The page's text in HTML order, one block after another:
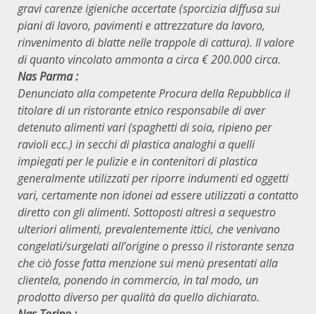
gravi carenze igieniche accertate (sporcizia diffusa sui
piani di lavoro, pavimenti e attrezzature da lavoro,
rinvenimento di blatte nelle trappole di cattura). Il valore
di quanto vincolato ammonta a circa € 200.000 circa.
Nas Parma :
Denunciato alla competente Procura della Repubblica il
titolare di un ristorante etnico responsabile di aver
detenuto alimenti vari (spaghetti di soia, ripieno per
ravioli ecc.) in secchi di plastica analoghi a quelli
impiegati per le pulizie e in contenitori di plastica
generalmente utilizzati per riporre indumenti ed oggetti
vari, certamente non idonei ad essere utilizzati a contatto
diretto con gli alimenti. Sottoposti altresì a sequestro
ulteriori alimenti, prevalentemente ittici, che venivano
congelati/surgelati all’origine o presso il ristorante senza
che ciò fosse fatta menzione sui menù presentati alla
clientela, ponendo in commercio, in tal modo, un
prodotto diverso per qualità da quello dichiarato.